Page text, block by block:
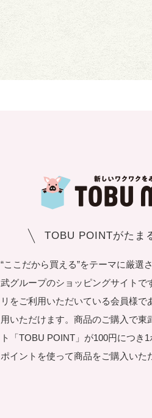
TOBU POINTがたま
“ここだから買える”をテーマに厳選
武グループのショッピングサイトで
リをご利用いただいている会員様で
用いただけます。商品のご購入で東
ト「TOBU POINT」が100円につき
ポイントを使って商品をご購入いた